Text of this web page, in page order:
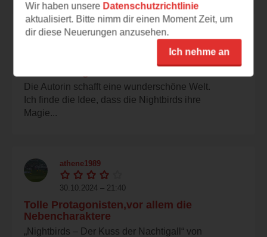
syzygy
Die Autorin schafft eine wunderschöne Welt.
Ich finde die Idee, dass die Nightbirds ihre
Magie...
athene1989
30.10.2024 – 21:40
Tolle Protagonisten,vor allem die
Nebencharaktere
„Nightbirds – Der Kuss der Nachtigall“ von
Wir haben unsere Datenschutzrichtlinie
aktualisiert. Bitte nimm dir einen Moment Zeit, um
dir diese Neuerungen anzusehen.
Ich nehme an